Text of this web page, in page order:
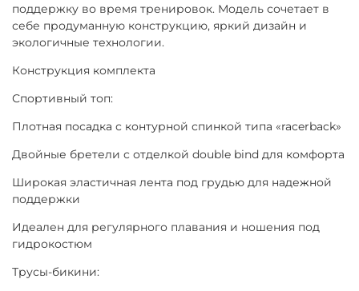
поддержку во время тренировок. Модель сочетает в
себе продуманную конструкцию, яркий дизайн и
экологичные технологии.
Конструкция комплекта
Спортивный топ:
Плотная посадка с контурной спинкой типа «racerback»
Двойные бретели с отделкой double bind для комфорта
Широкая эластичная лента под грудью для надежной
поддержки
Идеален для регулярного плавания и ношения под
гидрокостюм
Трусы-бикини: